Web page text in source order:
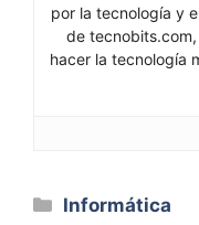
por la tecnología y
de
hacer la tecnología
Categorías
Informática